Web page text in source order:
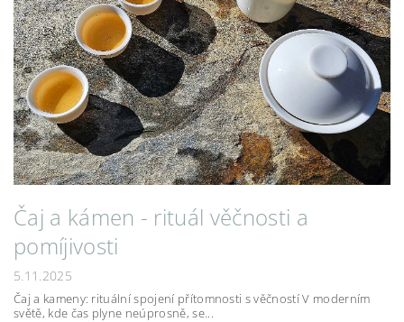
Čaj a kámen - rituál věčnosti a
pomíjivosti
5.11.2025
Čaj a kameny: rituální spojení přítomnosti s věčností V moderním
světě, kde čas plyne neúprosně, se...